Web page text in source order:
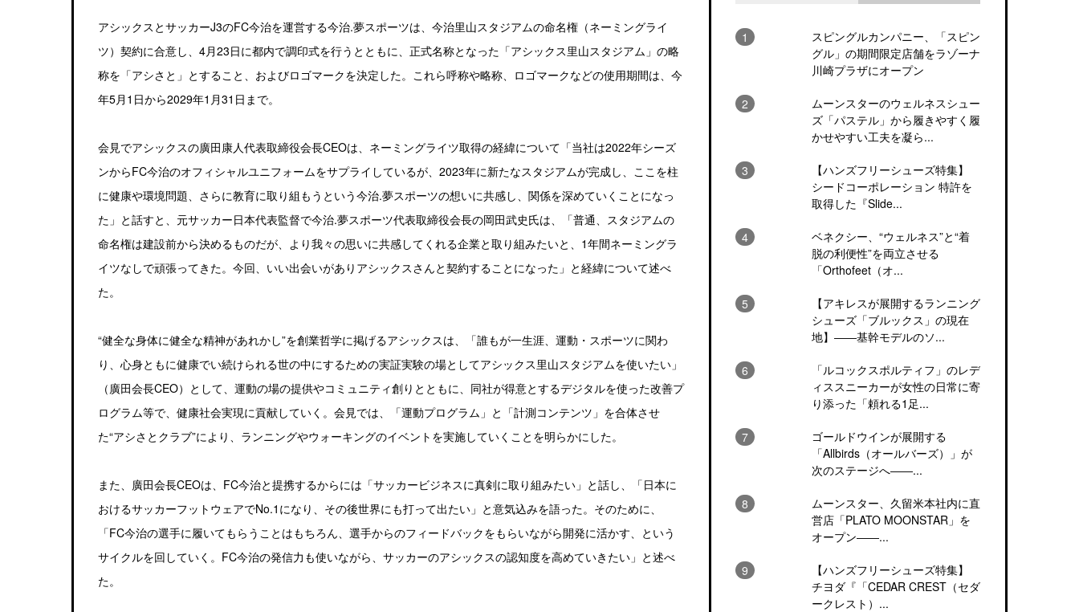
アシックスとサッカーJ3のFC今治を運営する今治.夢スポーツは、今治里山スタジアムの命名権（ネーミングライ
ツ）契約に合意し、4月23日に都内で調印式を行うとともに、正式名称となった「アシックス里山スタジアム」の略
称を「アシさと」とすること、およびロゴマークを決定した。これら呼称や略称、ロゴマークなどの使用期間は、今
年5月1日から2029年1月31日まで。
会見でアシックスの廣田康人代表取締役会長CEOは、ネーミングライツ取得の経緯について「当社は2022年シーズ
ンからFC今治のオフィシャルユニフォームをサプライしているが、2023年に新たなスタジアムが完成し、ここを柱
に健康や環境問題、さらに教育に取り組もうという今治.夢スポーツの想いに共感し、関係を深めていくことになっ
た」と話すと、元サッカー日本代表監督で今治.夢スポーツ代表取締役会長の岡田武史氏は、「普通、スタジアムの
命名権は建設前から決めるものだが、より我々の思いに共感してくれる企業と取り組みたいと、1年間ネーミングラ
イツなしで頑張ってきた。今回、いい出会いがありアシックスさんと契約することになった」と経緯について述べ
た。
“健全な身体に健全な精神があれかし”を創業哲学に掲げるアシックスは、「誰もが一生涯、運動・スポーツに関わ
り、心身ともに健康でい続けられる世の中にするための実証実験の場としてアシックス里山スタジアムを使いたい」
（廣田会長CEO）として、運動の場の提供やコミュニティ創りとともに、同社が得意とするデジタルを使った改善プ
ログラム等で、健康社会実現に貢献していく。会見では、「運動プログラム」と「計測コンテンツ」を合体させ
た“アシさとクラブ”により、ランニングやウォーキングのイベントを実施していくことを明らかにした。
また、廣田会長CEOは、FC今治と提携するからには「サッカービジネスに真剣に取り組みたい」と話し、「日本に
おけるサッカーフットウェアでNo.1になり、その後世界にも打って出たい」と意気込みを語った。そのために、
「FC今治の選手に履いてもらうことはもちろん、選手からのフィードバックをもらいながら開発に活かす、という
サイクルを回していく。FC今治の発信力も使いながら、サッカーのアシックスの認知度を高めていきたい」と述べ
た。
スピングルカンパニー、「スピン
グル」の期間限定店舗をラゾーナ
川崎プラザにオープン
ムーンスターのウェルネスシュー
ズ「パステル」から履きやすく履
かせやすい工夫を凝ら...
【ハンズフリーシューズ特集】
シードコーポレーション 特許を
取得した『Slide...
ベネクシー、“ウェルネス”と“着
脱の利便性”を両立させる
「Orthofeet（オ...
【アキレスが展開するランニング
シューズ「ブルックス」の現在
地】――基幹モデルのソ...
「ルコックスポルティフ」のレデ
ィススニーカーが女性の日常に寄
り添った「頼れる1足...
ゴールドウインが展開する
「Allbirds（オールバーズ）」が
次のステージへ――...
ムーンスター、久留米本社内に直
営店「PLATO MOONSTAR」を
オープン――...
【ハンズフリーシューズ特集】
チヨダ『「CEDAR CREST（セダ
ークレスト）...